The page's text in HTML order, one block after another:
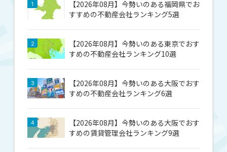
1
【2026年08月】今勢いのある福岡県でお
すすめの不動産会社ランキング5選
2
【2026年08月】今勢いのある東京でおす
すめの不動産会社ランキング10選
3
【2026年08月】今勢いのある大阪でおす
すめの不動産会社ランキング6選
4
【2026年08月】今勢いのある大阪でおす
すめの賃貸管理会社ランキング9選